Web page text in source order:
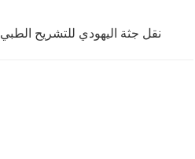
نقل جثة اليهودي للتشريح الطبي